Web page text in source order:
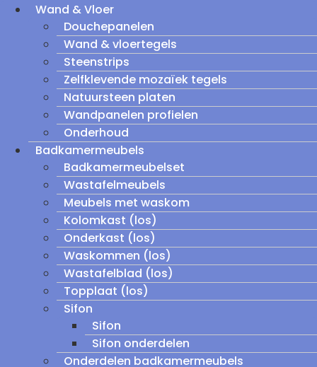
Wand & Vloer
Douchepanelen
Wand & vloertegels
Steenstrips
Zelfklevende mozaïek tegels
Natuursteen platen
Wandpanelen profielen
Onderhoud
Badkamermeubels
Badkamermeubelset
Wastafelmeubels
Meubels met waskom
Kolomkast (los)
Onderkast (los)
Waskommen (los)
Wastafelblad (los)
Topplaat (los)
Sifon
Sifon
Sifon onderdelen
Onderdelen badkamermeubels